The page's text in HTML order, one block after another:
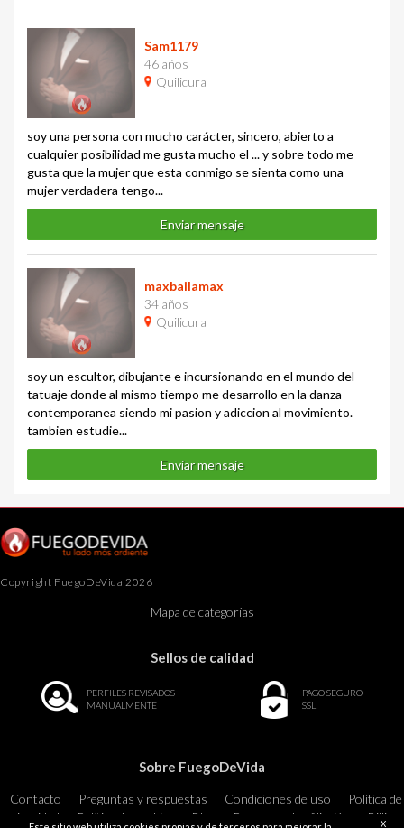
Sam1179
46 años
Quilicura
soy una persona con mucho carácter, sincero, abierto a
cualquier posibilidad me gusta mucho el ... y sobre todo me
gusta que la mujer que esta conmigo se sienta como una
mujer verdadera tengo...
Enviar mensaje
maxbailamax
34 años
Quilicura
soy un escultor, dibujante e incursionando en el mundo del
tatuaje donde al mismo tiempo me desarrollo en la danza
contemporanea siendo mi pasion y adiccion al movimiento.
tambien estudie...
Enviar mensaje
Copyright FuegoDeVida 2026
Mapa de categorías
Sellos de calidad
PERFILES REVISADOS
MANUALMENTE
PAGO SEGURO
SSL
Sobre FuegoDeVida
Contacto Preguntas y respuestas Condiciones de uso
Política de
privacidad
Política de cookies Blog Programa de afiliación
Billing
X